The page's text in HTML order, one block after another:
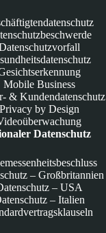
Mobile Business
& Kundendatenschutz
Privacy by Design
Datenschutz
– Großbritannien
– USA
– Italien